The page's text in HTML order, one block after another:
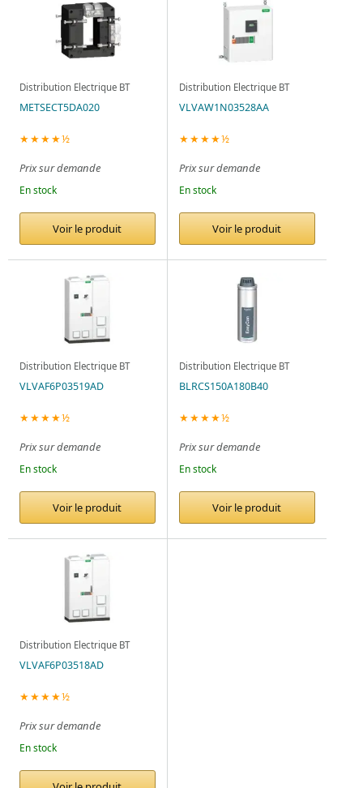
Distribution Electrique BT
METSECT5DA020
★★★★½
Prix sur demande
En stock
Voir le produit
Distribution Electrique BT
VLVAW1N03528AA
★★★★½
Prix sur demande
En stock
Voir le produit
Distribution Electrique BT
VLVAF6P03519AD
★★★★½
Prix sur demande
En stock
Voir le produit
Distribution Electrique BT
BLRCS150A180B40
★★★★½
Prix sur demande
En stock
Voir le produit
Distribution Electrique BT
VLVAF6P03518AD
★★★★½
Prix sur demande
En stock